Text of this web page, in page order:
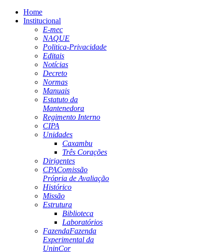
Home
Institucional
E-mec
NAQUE
Politica-Privacidade
Editais
Notícias
Decreto
Normas
Manuais
Estatuto da
Mantenedora
Regimento Interno
CIPA
Unidades
Caxambu
Três Corações
Dirigentes
CPAComissão
Própria de Avaliação
Histórico
Missão
Estrutura
Biblioteca
Laboratórios
FazendaFazenda
Experimental da
UninCor